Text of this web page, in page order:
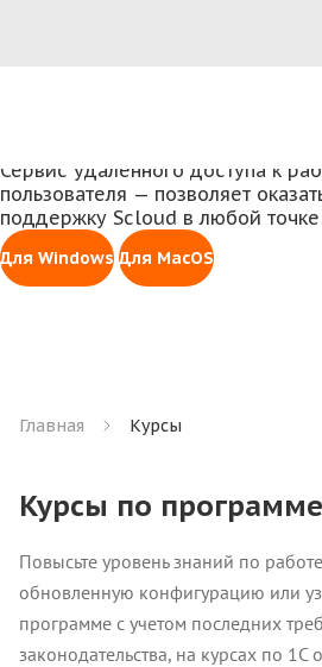
Сервис удаленного доступа к
пользователя — позволяет
поддержку Scloud в любой
Для Windows Для MacOS
Главная Курсы
Курсы по
Повысьте уровень знаний по
обновленную конфигурацию или
программе с учетом последних
законодательства, на курсах по 1С